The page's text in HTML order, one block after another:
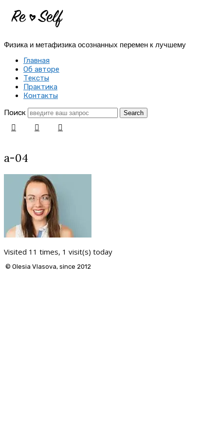
Re-
|
Создай
себя
заново
Физика и метафизика осознанных перемен к лучшему
Главная
Об авторе
Тексты
Практика
Контакты
Поиск
a-04
Visited 11 times, 1 visit(s) today
© Olesia Vlasova, since 2012